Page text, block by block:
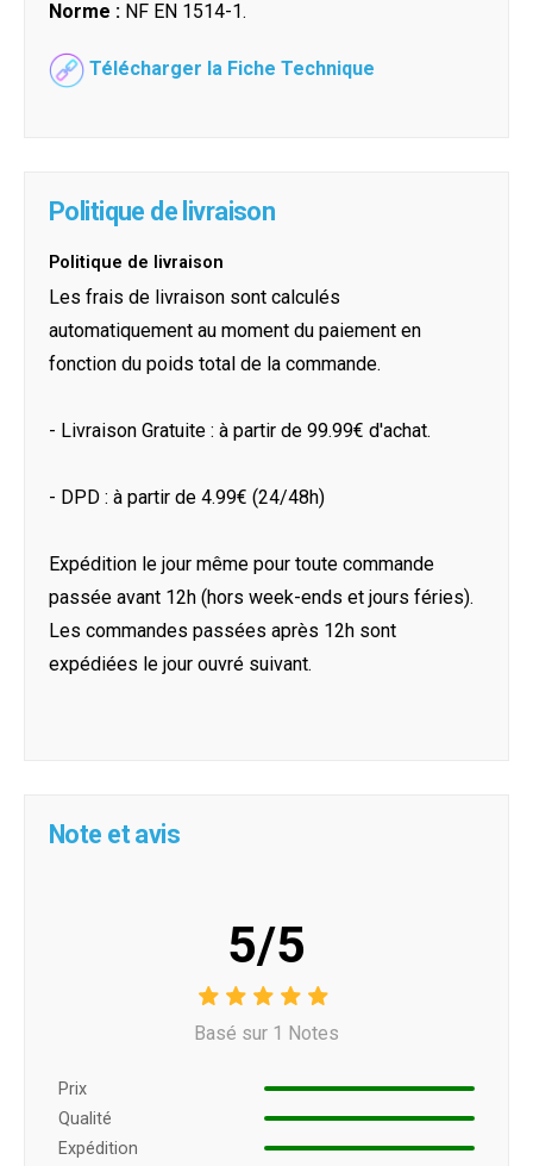
Norme : NF EN 1514-1.
Télécharger la Fiche Technique
Politique de livraison
Politique de livraison
Les frais de livraison sont calculés
automatiquement au moment du paiement en
fonction du poids total de la commande.
- Livraison Gratuite : à partir de 99.99€ d'achat.
- DPD : à partir de 4.99€ (24/48h)
Expédition le jour même pour toute commande
passée avant 12h (hors week-ends et jours féries).
Les commandes passées après 12h sont
expédiées le jour ouvré suivant.
Note et avis
5/5
Basé sur 1 Notes
Prix ​​
Qualité
Expédition